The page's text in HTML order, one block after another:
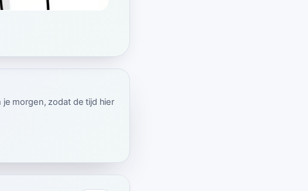
morgen, zodat de tijd hier